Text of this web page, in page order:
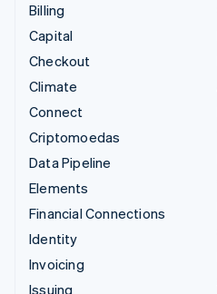
Billing
Capital
Checkout
Climate
Connect
Criptomoedas
Data Pipeline
Elements
Financial Connections
Identity
Invoicing
Issuing